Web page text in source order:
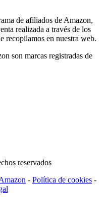
de afiliados de Amazon,
realizada a través de los
recopilamos en nuestra web.
son marcas registradas de
reservados
- Política de cookies -